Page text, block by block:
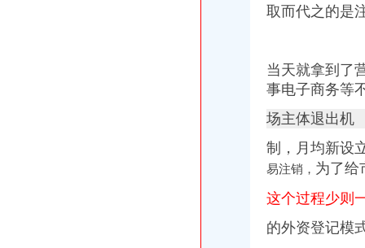
重庆公司注册营业执照办理快速出证地址挂靠【今日推荐网-重庆工商/
永川天意面厂等28家企业食品生产许可证被注销_中国质量新闻网
重庆代办验资,重庆代办验资公司--选择重庆浩业工商不后悔
渝中区大坪威讯通讯器材经营部__信用档案_信用报告_信用怎么
重庆市渝中区方越电脑经营部__信用档案_信用报告_信用怎么样
重庆公司注册营业执照办理快速出证地址挂靠【今日推荐网-重庆工商/
昆明建筑施工总承包资质办理机构,希骏用心服务-专项服务-深圳酷易
取而代之的是
当天就拿到了
事电子商务等
场主体退出机
制，月均新设
易注销， 为了给
这个过程少则
的外资登记模